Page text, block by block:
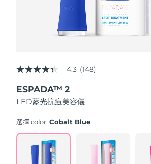
4.3
of
5
stars,
rating
Read
Reviews.
Same
4.3 (148)
ESPADA™ 2
LED藍光抗痘美容儀
選擇 color:Cobalt Blue
黎巴嫩
盧森堡